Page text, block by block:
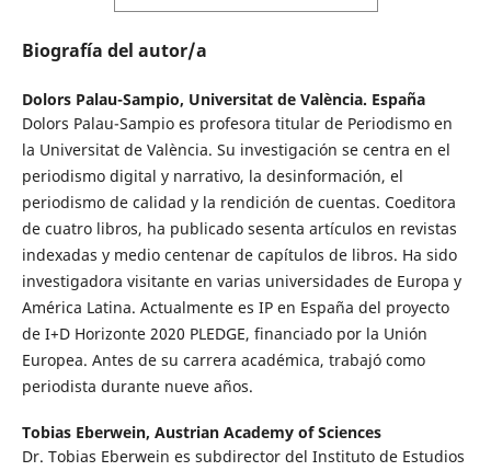
Biografía del autor/a
Dolors Palau-Sampio, Universitat de València. España
Dolors Palau-Sampio es profesora titular de Periodismo en
la Universitat de València. Su investigación se centra en el
periodismo digital y narrativo, la desinformación, el
periodismo de calidad y la rendición de cuentas. Coeditora
de cuatro libros, ha publicado sesenta artículos en revistas
indexadas y medio centenar de capítulos de libros. Ha sido
investigadora visitante en varias universidades de Europa y
América Latina. Actualmente es IP en España del proyecto
de I+D Horizonte 2020 PLEDGE, financiado por la Unión
Europea. Antes de su carrera académica, trabajó como
periodista durante nueve años.
Tobias Eberwein, Austrian Academy of Sciences
Dr. Tobias Eberwein es subdirector del Instituto de Estudios